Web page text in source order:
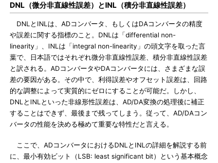
DNL（微分非直線性誤差）とINL（積分非直線性誤差）
DNLとINLは、ADコンバータ、もしくはDAコンバータの精度
や誤差に関する指標のこと。DNLは「differential non-
linearity」、INLは「integral non-linearity」の頭文字を取った言
葉で、日本語ではそれぞれ微分非直線性誤差、積分非直線性誤差
と訳される。ADコンバータやDAコンバータには、さまざまな誤
差の要因がある。その中で、利得誤差やオフセット誤差は、回路
的な調整によって実質的にゼロにすることが可能だ。しかし、
DNLとINLといった非線形性誤差は、AD/DA変換の処理後に補正
することはできず、最後まで残ってしまう。従って、AD/DAコン
バータの性能を決める極めて重要な特性だと言える。
ここで、ADコンバータにおけるDNLとINLの詳細を解説する前
に、最小有効ビット（LSB: least significant bit）という基本概念